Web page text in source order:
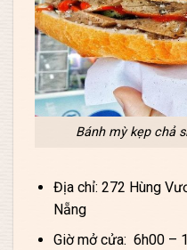
Bánh mỳ kẹp chả
Địa chỉ: 272 Hùng
Nẵng
Giờ mở cửa: 6h00 –